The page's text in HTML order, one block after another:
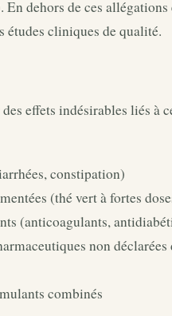
dehors de ces allégations
études cliniques de qualité.
effets indésirables liés à
constipation)
(thé vert à fortes
(anticoagulants,
non
combinés